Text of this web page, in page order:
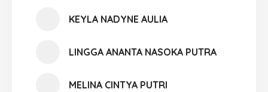
KEYLA NADYNE AULIA
LINGGA ANANTA NASOKA PUTRA
MELINA CINTYA PUTRI